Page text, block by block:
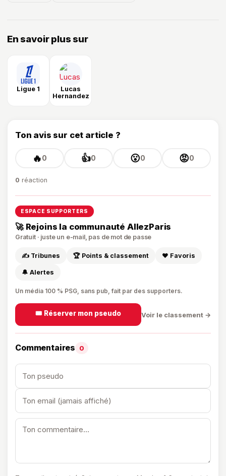
En savoir plus sur
Ligue 1
Lucas
Hernandez
Ton avis sur cet article ?
🔥0 👍0 😮0 😡0
0 réaction
ESPACE SUPPORTERS
🚀 Rejoins la communauté AllezParis
Gratuit · juste un e-mail, pas de mot de passe
✍️ Tribunes 🏆 Points & classement ❤️ Favoris
🔔 Alertes
Un média 100 % PSG, sans pub, fait par des supporters.
🎟️ Réserver mon pseudo Voir le classement →
Commentaires 0